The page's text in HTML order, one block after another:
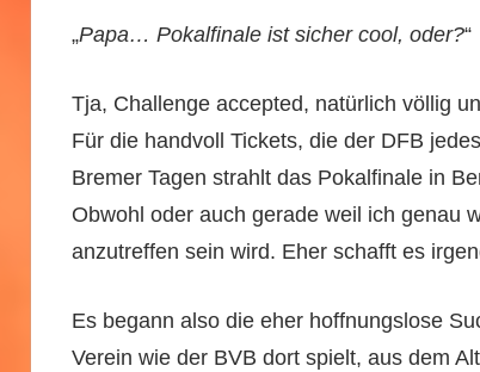
„Papa… Pokalfinale ist sicher cool, oder?“
Tja, Challenge accepted, natürlich völlig
Für die handvoll Tickets, die der DFB
Bremer Tagen strahlt das Pokalfinale in
Obwohl oder auch gerade weil ich genau
anzutreffen sein wird. Eher schafft es
Es begann also die eher hoffnungslose
Verein wie der BVB dort spielt, aus dem